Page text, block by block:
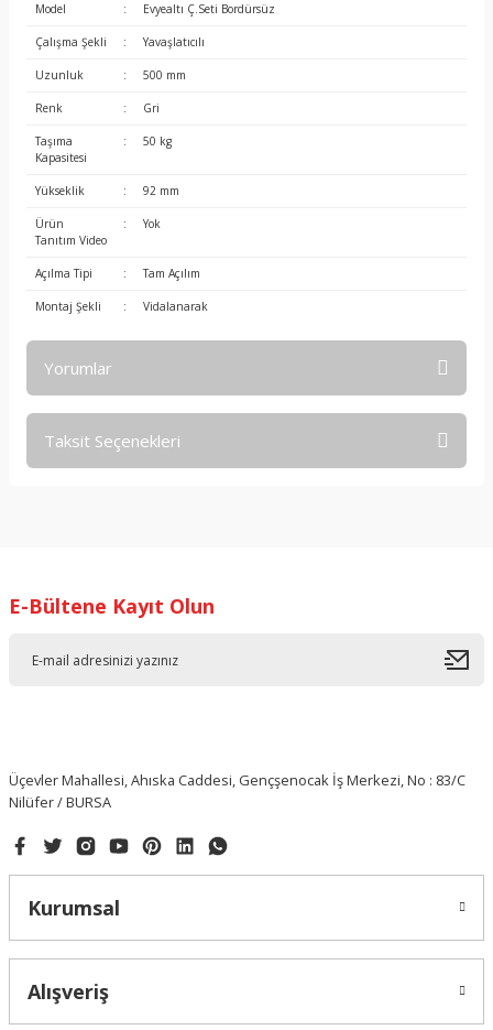
Model : Evyealtı Ç.Seti Bordürsüz
Çalışma Şekli : Yavaşlatıcılı
Uzunluk : 500 mm
Renk : Gri
Taşıma
Kapasitesi
: 50 kg
Yükseklik : 92 mm
Ürün
Tanıtım Video
: Yok
Açılma Tipi : Tam Açılım
Montaj Şekli : Vidalanarak
Yorumlar
Taksit Seçenekleri
E-Bültene Kayıt Olun
Üçevler Mahallesi, Ahıska Caddesi, Gençşenocak İş Merkezi, No : 83/C
Nilüfer / BURSA
Kurumsal
Alışveriş